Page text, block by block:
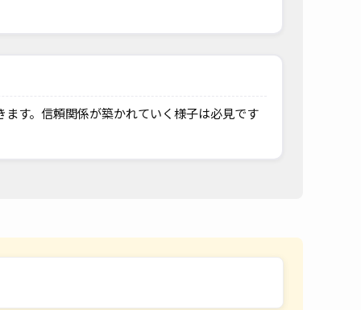
す。信頼関係が築かれていく様子は必見です